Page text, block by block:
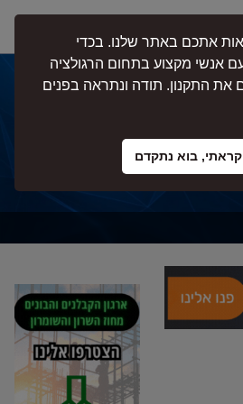
אתכם באתר שלנו. בכדי
אנשי מקצוע בתחום הרגולציה
את התקנון. תודה ונתראה בפנים
קראתי, בוא נתקדם